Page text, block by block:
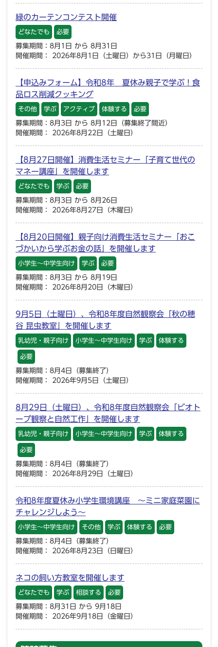
緑のカーテンコンテスト開催
どなたでも 必要
募集期間：8月1日 から 8月31日
開催期間： 2026年8月1日（土曜日）から31日（月曜日）
【申込みフォーム】令和8年 夏休み親子で学ぶ！食
品ロス削減クッキング
その他 学ぶ アクティブ 体験する 必要
募集期間：8月3日 から 8月12日（募集終了間近）
開催期間： 2026年8月22日（土曜日）
【8月27日開催】消費生活セミナー「子育て世代の
マネー講座」を開催します
どなたでも 学ぶ 必要
募集期間：8月3日 から 8月26日
開催期間： 2026年8月27日（木曜日）
【8月20日開催】親子向け消費生活セミナー「おこ
づかいから学ぶお金の話」を開催します
小学生～中学生向け 学ぶ 必要
募集期間：8月3日 から 8月19日
開催期間： 2026年8月20日（木曜日）
9月5日（土曜日）、令和8年度自然観察会「秋の穂
谷 昆虫教室」を開催します
乳幼児・親子向け 小学生～中学生向け 学ぶ 体験する
必要
募集期間：8月4日（募集終了）
開催期間： 2026年9月5日（土曜日）
8月29日（土曜日）、令和8年度自然観察会「ビオト
ープ観察と自然工作」を開催します
乳幼児・親子向け 小学生～中学生向け 学ぶ 体験する
必要
募集期間：8月4日（募集終了）
開催期間： 2026年8月29日（土曜日）
令和8年度夏休み小学生環境講座 ～ミニ家庭菜園に
チャレンジしよう～
小学生～中学生向け その他 学ぶ 体験する 必要
募集期間：8月4日（募集終了）
開催期間： 2026年8月23日（日曜日）
ネコの飼い方教室を開催します
どなたでも 学ぶ 相談する 必要
募集期間：8月31日 から 9月18日
開催期間： 2026年9月18日（金曜日）